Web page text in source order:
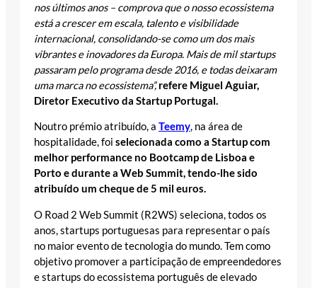
nos últimos anos – comprova que o nosso ecossistema
está a crescer em escala, talento e visibilidade
internacional, consolidando-se como um dos mais
vibrantes e inovadores da Europa. Mais de mil startups
passaram pelo programa desde 2016, e todas deixaram
uma marca no ecossistema”,refere Miguel Aguiar,
Diretor Executivo da Startup Portugal.
Noutro prémio atribuído, a Teemy, na área de
hospitalidade, foi selecionada como a Startup com
melhor performance no Bootcamp de Lisboa e
Porto e durante a Web Summit, tendo-lhe sido
atribuído um cheque de 5 mil euros.
O Road 2 Web Summit (R2WS) seleciona, todos os
anos, startups portuguesas para representar o país
no maior evento de tecnologia do mundo. Tem como
objetivo promover a participação de empreendedores
e startups do ecossistema português de elevado